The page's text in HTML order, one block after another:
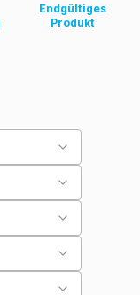
Endgültiges
Produkt